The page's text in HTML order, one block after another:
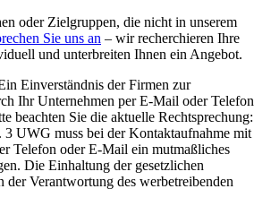
oder Zielgruppen, die nicht in unserem
Sie uns an – wir recherchieren Ihre
und unterbreiten Ihnen ein Angebot.
Einverständnis der Firmen zur
Ihr Unternehmen per E-Mail oder Telefon
beachten Sie die aktuelle Rechtsprechung:
3 UWG muss bei der Kontaktaufnahme mit
Telefon oder E-Mail ein mutmaßliches
Die Einhaltung der gesetzlichen
der Verantwortung des werbetreibenden